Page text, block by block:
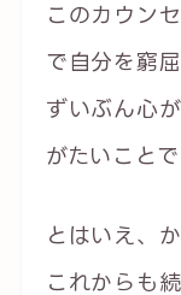
このカウン
で自分を窮
ずいぶん心
がたいことで
とはいえ、
これからも